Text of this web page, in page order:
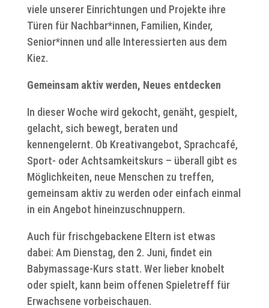
viele unserer Einrichtungen und Projekte ihre
Türen für Nachbar*innen, Familien, Kinder,
Senior*innen und alle Interessierten aus dem
Kiez.
Gemeinsam aktiv werden, Neues entdecken
In dieser Woche wird gekocht, genäht, gespielt,
gelacht, sich bewegt, beraten und
kennengelernt. Ob Kreativangebot, Sprachcafé,
Sport- oder Achtsamkeitskurs – überall gibt es
Möglichkeiten, neue Menschen zu treffen,
gemeinsam aktiv zu werden oder einfach einmal
in ein Angebot hineinzuschnuppern.
Auch für frischgebackene Eltern ist etwas
dabei: Am Dienstag, den 2. Juni, findet ein
Babymassage-Kurs statt. Wer lieber knobelt
oder spielt, kann beim offenen Spieletreff für
Erwachsene vorbeischauen.